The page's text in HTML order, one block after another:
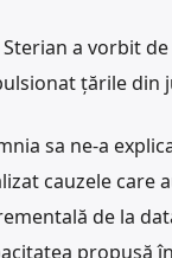
a vorbit
ţările din
sa ne-a
cauzele care
de la
propusă